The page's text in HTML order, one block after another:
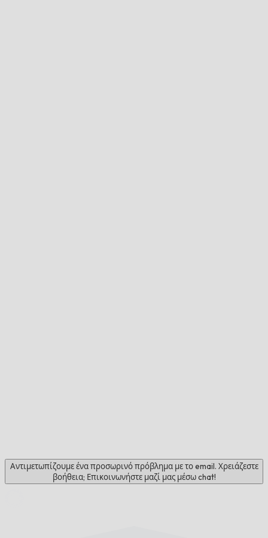
Αντιμετωπίζουμε ένα προσωρινό πρόβλημα με το email. Χρειάζεστε
βοήθεια; Επικοινωνήστε μαζί μας μέσω chat!